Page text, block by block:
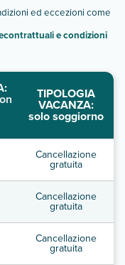
ed eccezioni come
e condizioni
TIPOLOGIA
VACANZA:
solo soggiorno
Cancellazione
gratuita
Cancellazione
gratuita
Cancellazione
gratuita